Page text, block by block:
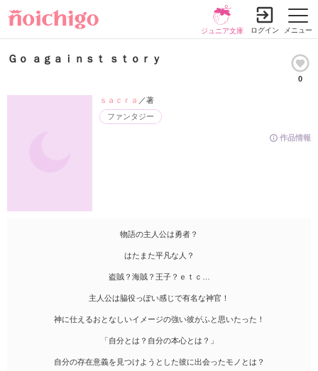
メニュー
ジュニア文庫 ログイン
Ｇｏ ａｇａｉｎｓｔ ｓｔｏｒｙ
0
作品情報
ファンタジー
ｓａｃｒａ ／著
物語の主人公は勇者？
はたまた平凡な人？
盗賊？海賊？王子？ｅｔｃ…
主人公は脇役っぽい感じで有名な神官！
神に仕えるおとなしいイメージの強い彼がふと思いたった！
「自分とは？自分の本心とは？」
自分の存在意義を見つけようとした彼に出会ったモノとは？